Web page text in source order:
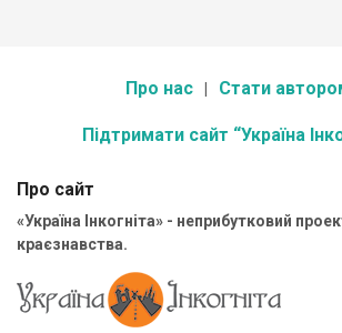
Про нас Стати
Підтримати сайт “Україна
Про сайт
«Україна Інкогніта» - неприбутковий
краєзнавства.